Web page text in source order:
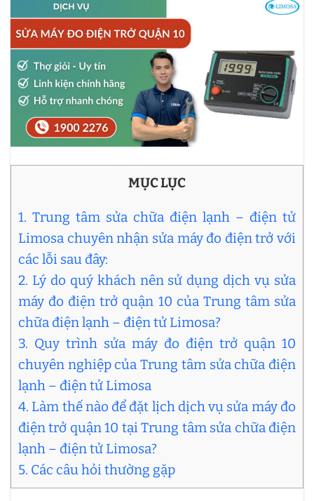
MỤC LỤC
1. Trung tâm sửa chữa điện lạnh – điện tử
Limosa chuyên nhận sửa máy đo điện trở với
các lỗi sau đây:
2. Lý do quý khách nên sử dụng dịch vụ sửa
máy đo điện trở quận 10 của Trung tâm sửa
chữa điện lạnh – điện tử Limosa?
3. Quy trình sửa máy đo điện trở quận 10
chuyên nghiệp của Trung tâm sửa chữa điện
lạnh – điện tử Limosa
4. Làm thế nào để đặt lịch dịch vụ sửa máy đo
điện trở quận 10 tại Trung tâm sửa chữa điện
lạnh – điện tử Limosa?
5. Các câu hỏi thường gặp